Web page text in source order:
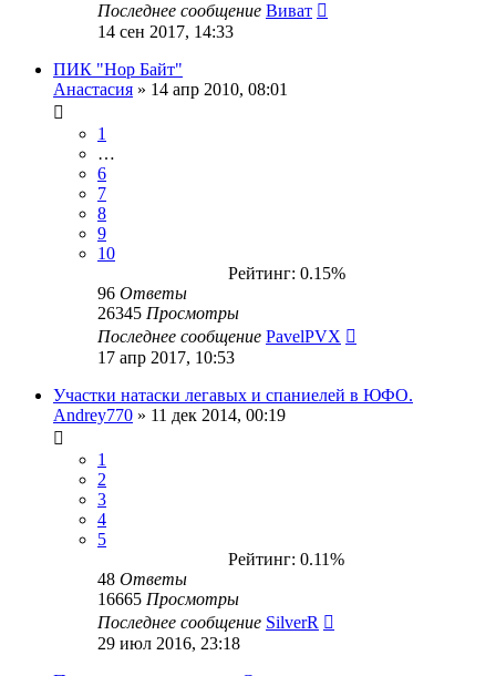
Последнее сообщение Виват
14 сен 2017, 14:33
ПИК "Нор Байт"
Анастасия » 14 апр 2010, 08:01
1
…
6
7
8
9
10
Рейтинг: 0.15%
96 Ответы
26345 Просмотры
Последнее сообщение PavelPVX
17 апр 2017, 10:53
Участки натаски легавых и спаниелей в ЮФО.
Andrey770 » 11 дек 2014, 00:19
1
2
3
4
5
Рейтинг: 0.11%
48 Ответы
16665 Просмотры
Последнее сообщение SilverR
29 июл 2016, 23:18